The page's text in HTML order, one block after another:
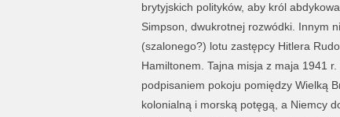
brytyjskich polityków, aby król
Simpson, dwukrotnej rozwódki. Innym
(szalonego?) lotu zastępcy Hitlera
Hamiltonem. Tajna misja z maja 1941
podpisaniem pokoju pomiędzy Wielką
kolonialną i morską potęgą, a Niemcy